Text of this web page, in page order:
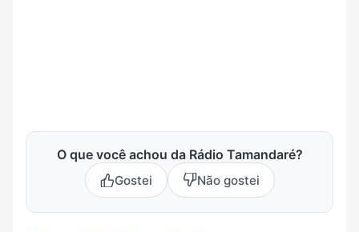
O que você achou da Rádio Tamandaré?
Gostei Não gostei